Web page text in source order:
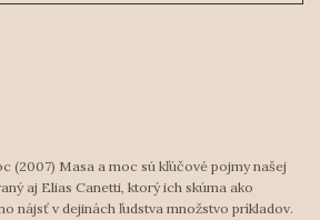
(2007) Masa a moc sú kľúčové pojmy našej
aj Elias Canetti, ktorý ich skúma ako
nájsť v dejinách ľudstva množstvo príkladov.